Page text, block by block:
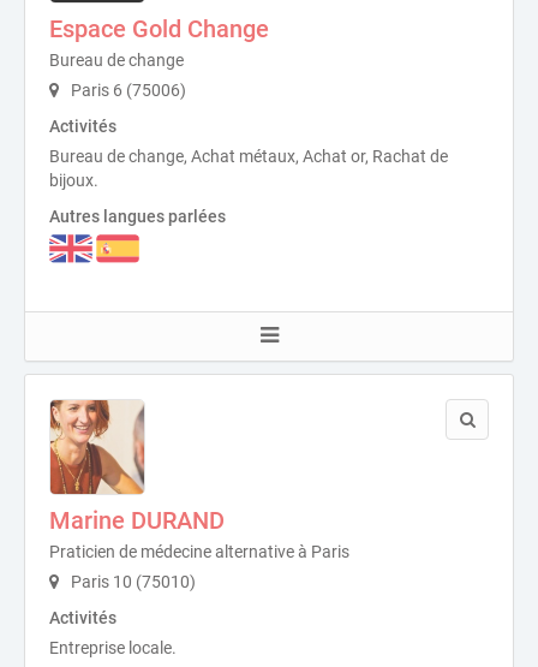
Espace Gold Change
Bureau de change
Paris 6 (75006)
Activités
Bureau de change, Achat métaux, Achat or, Rachat de
bijoux.
Autres langues parlées
Marine DURAND
Praticien de médecine alternative à Paris
Paris 10 (75010)
Activités
Entreprise locale.